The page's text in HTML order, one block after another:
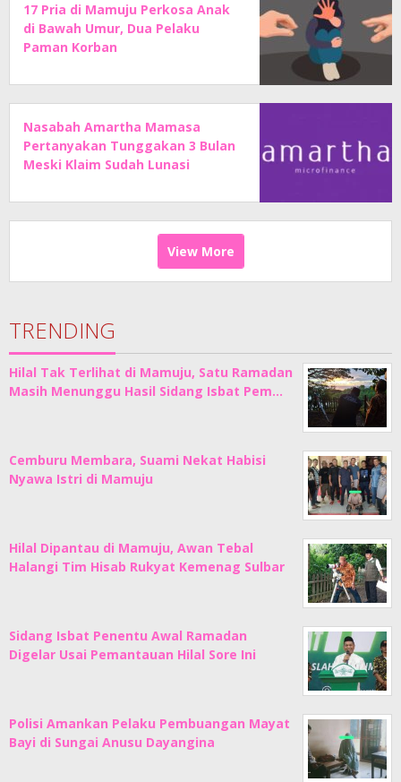
17 Pria di Mamuju Perkosa Anak
di Bawah Umur, Dua Pelaku
Paman Korban
Nasabah Amartha Mamasa
Pertanyakan Tunggakan 3 Bulan
Meski Klaim Sudah Lunasi
View More
TRENDING
Hilal Tak Terlihat di Mamuju, Satu Ramadan
Masih Menunggu Hasil Sidang Isbat Pem…
Cemburu Membara, Suami Nekat Habisi
Nyawa Istri di Mamuju
Hilal Dipantau di Mamuju, Awan Tebal
Halangi Tim Hisab Rukyat Kemenag Sulbar
Sidang Isbat Penentu Awal Ramadan
Digelar Usai Pemantauan Hilal Sore Ini
Polisi Amankan Pelaku Pembuangan Mayat
Bayi di Sungai Anusu Dayangina